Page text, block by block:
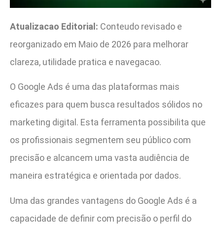
Atualizacao Editorial: Conteudo revisado e
reorganizado em Maio de 2026 para melhorar
clareza, utilidade pratica e navegacao.
O Google Ads é uma das plataformas mais
eficazes para quem busca resultados sólidos no
marketing digital. Esta ferramenta possibilita que
os profissionais segmentem seu público com
precisão e alcancem uma vasta audiência de
maneira estratégica e orientada por dados.
Uma das grandes vantagens do Google Ads é a
capacidade de definir com precisão o perfil do